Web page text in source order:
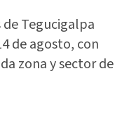
de Tegucigalpa
de agosto, con
zona y sector de